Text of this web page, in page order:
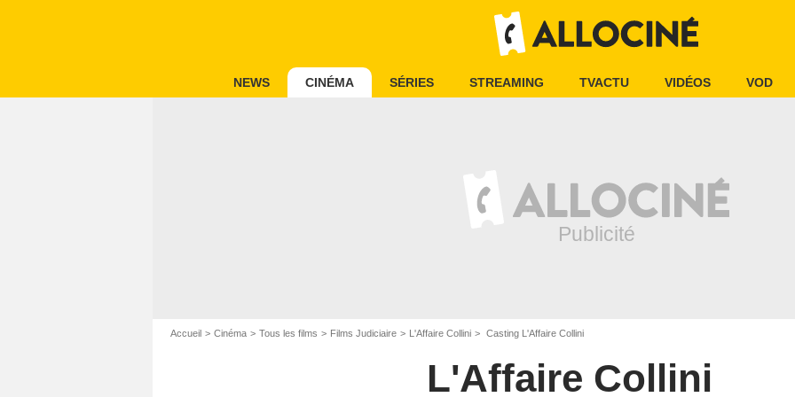
NEWS CINÉMA SÉRIES STREAMING TVACTU VIDÉOS VOD
Accueil Cinéma Tous les films Films Judiciaire L'Affaire Collini Casting L'Affaire Collini
L'Affaire Collini